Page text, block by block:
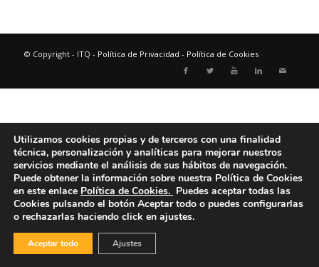
© Copyright - ITQ - Política de Privacidad - Política de Cookies
Utilizamos cookies propias y de terceros con una finalidad
técnica, personalización y analíticas para mejorar nuestros
servicios mediante el análisis de sus hábitos de navegación.
Puede obtener la información sobre nuestra Política de Cookies
en este enlace Política de Cookies. Puedes aceptar todas las
Cookies pulsando el botón Aceptar todo o puedes configurarlas
o rechazarlas haciendo click en ajustes.
Aceptar todo Ajustes